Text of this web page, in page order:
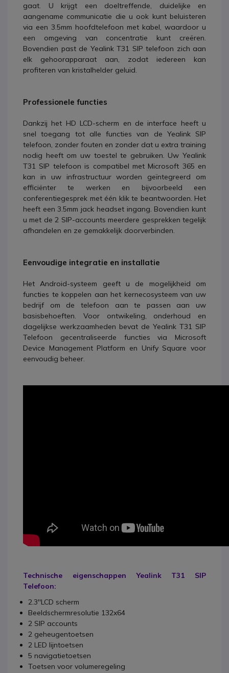
gaat. U krijgt een doeltreffende, duidelijke en
aangename communicatie die u ook kunt beluisteren
via een 3.5mm hoofdtelefoon met kabel, waardoor u
een omgeving van concentratie kunt creëren.
Bovendien past de Yealink T31 SIP telefoon zich aan
elk gehoorapparaat aan, zodat iedereen kan
profiteren van kristalhelder geluid.
Professionele functies
Dankzij het HD LCD-scherm en de interface heeft u
snel toegang tot alle functies van de Yealink SIP
telefoon, zonder fouten en zonder dat u extra training
nodig heeft om uw toestel te gebruiken. Uw Yealink
T31 SIP telefoon is compatibel met Microsoft 365 en
kan in uw infrastructuur worden geïntegreerd om
efficiënter te werken en bijvoorbeeld een
conferentiegesprek met één klik te beantwoorden. Het
heeft een 3.5mm jack headset ingang. Bovendien kunt
u met de 2 SIP-accounts meerdere gesprekken tegelijk
afhandelen en ze gemakkelijk doorverbinden.
Eenvoudige integratie en installatie
Het Android-systeem geeft u de mogelijkheid om
functies te koppelen aan het kernecosysteem van uw
bedrijf om de telefoon aan te passen aan uw
basisbehoeften. Voor ontwikeling, onderhoud en
dagelijkse werkzaamheden bevat de Yealink T31 SIP
Telefoon gecentraliseerde functies via Microsoft
Device Management Platform en Unify Square voor
eenvoudig beheer.
Technische eigenschappen Yealink T31 SIP
Telefoon:
2.3''LCD scherm
Beeldschermresolutie 132x64
2 SIP accounts
2 geheugentoetsen
2 LED lijntoetsen
5 navigatietoetsen
Toetsen voor volumeregeling